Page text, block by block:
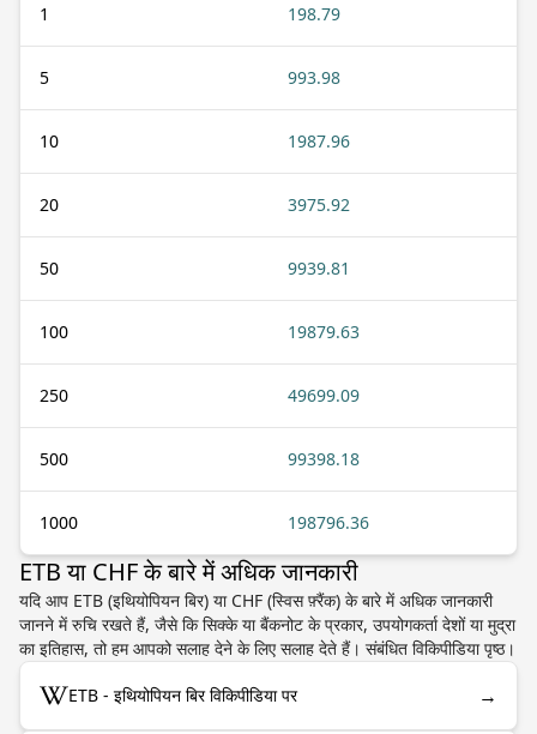
1 198.79
5 993.98
10 1987.96
20 3975.92
50 9939.81
100 19879.63
250 49699.09
500 99398.18
1000 198796.36
ETB या CHF के बारे में अधिक जानकारी
यदि आप ETB (इथियोपियन बिर) या CHF (स्विस फ़्रैंक) के बारे में अधिक जानकारी
जानने में रुचि रखते हैं, जैसे कि सिक्के या बैंकनोट के प्रकार, उपयोगकर्ता देशों या मुद्रा
का इतिहास, तो हम आपको सलाह देने के लिए सलाह देते हैं। संबंधित विकिपीडिया पृष्ठ।
ETB - इथियोपियन बिर विकिपीडिया पर →